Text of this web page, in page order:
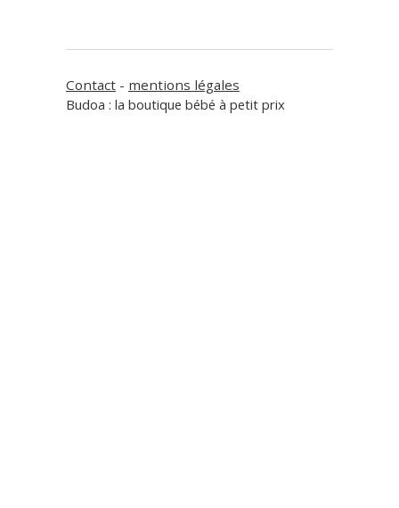
Contact- mentions légales
Budoa : la boutique bébé à petit prix